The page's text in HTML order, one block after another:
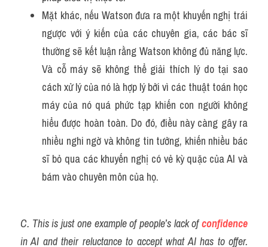
Mặt khác, nếu Watson đưa ra một khuyến nghị trái
ngược với ý kiến ​​của các chuyên gia, các bác sĩ
thường sẽ kết luận rằng Watson không đủ năng lực.
Và cỗ máy sẽ không thể giải thích lý do tại sao
cách xử lý của nó là hợp lý bởi vì các thuật toán học
máy của nó quá phức tạp khiến con người không
hiểu được hoàn toàn. Do đó, điều này càng gây ra
nhiều nghi ngờ và không tin tưởng, khiến nhiều bác
sĩ bỏ qua các khuyến nghị có vẻ kỳ quặc của AI và
bám vào chuyên môn của họ.
C. This is just one example of people’s lack of confidence
in AI and their reluctance to accept what AI has to offer.